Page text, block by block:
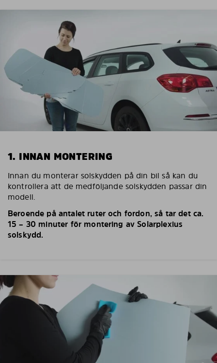
1. INNAN MONTERING
Innan du monterar solskydden på din bil så kan du
kontrollera att de medföljande solskydden passar din
modell.
Beroende på antalet ruter och fordon, så tar det ca.
15 – 30 minuter för montering av Solarplexius
solskydd.